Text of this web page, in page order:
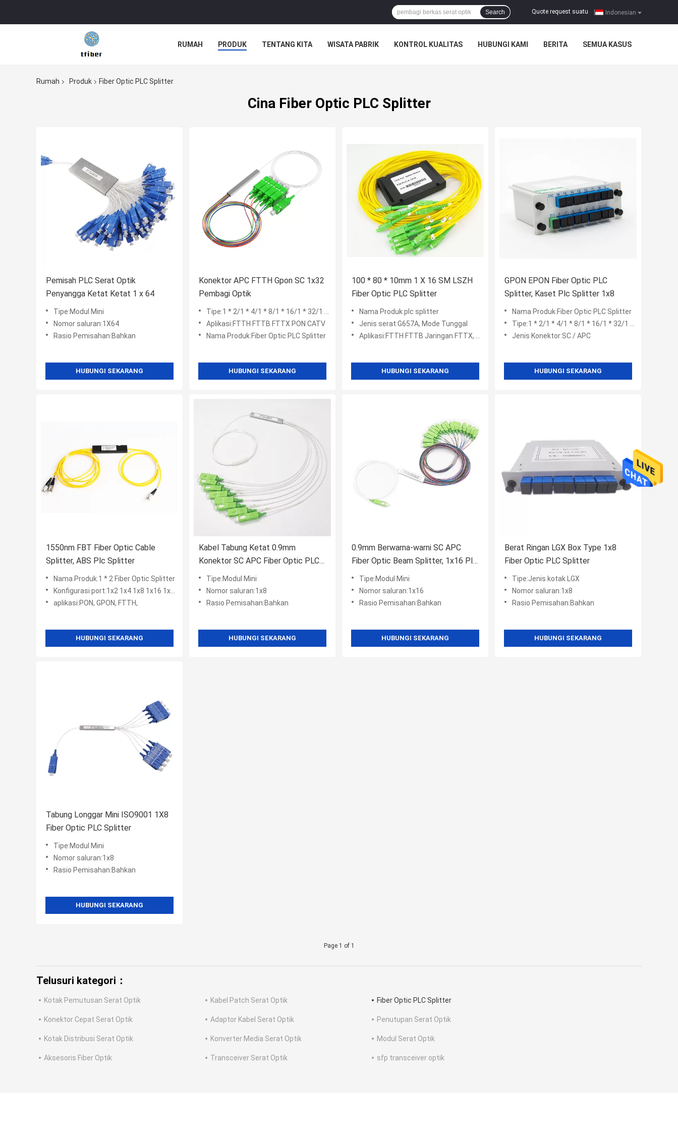
Indonesian
Quote request suatu
Search
RUMAH PRODUK TENTANG KITA WISATA PABRIK KONTROL KUALITAS HUBUNGI KAMI BERITA SEMUA KASUS
Rumah Produk Fiber Optic PLC Splitter
Cina Fiber Optic PLC Splitter
Pemisah PLC Serat Optik
Penyangga Ketat Ketat 1 x 64
Tipe:Modul Mini
Nomor saluran:1X64
Rasio Pemisahan:Bahkan
HUBUNGI SEKARANG
Konektor APC FTTH Gpon SC 1x32
Pembagi Optik
Tipe:1 * 2/1 * 4/1 * 8/1 * 16/1 * 32/1 * 64
Aplikasi:FTTH FTTB FTTX PON CATV
Nama Produk:Fiber Optic PLC Splitter
HUBUNGI SEKARANG
100 * 80 * 10mm 1 X 16 SM LSZH
Fiber Optic PLC Splitter
Nama Produk:plc splitter
Jenis serat:G657A, Mode Tunggal
Aplikasi:FTTH FTTB Jaringan FTTX, Splitter, LAN, Fiber to home, PON & Optical CATV
HUBUNGI SEKARANG
GPON EPON Fiber Optic PLC
Splitter, Kaset Plc Splitter 1x8
Nama Produk:Fiber Optic PLC Splitter
Tipe:1 * 2/1 * 4/1 * 8/1 * 16/1 * 32/1 * 64
Jenis Konektor:SC / APC
HUBUNGI SEKARANG
1550nm FBT Fiber Optic Cable
Splitter, ABS Plc Splitter
Nama Produk:1 * 2 Fiber Optic Splitter
Konfigurasi port:1x2 1x4 1x8 1x16 1x32
aplikasi:PON, GPON, FTTH,
HUBUNGI SEKARANG
Kabel Tabung Ketat 0.9mm
Konektor SC APC Fiber Optic PLC
Splitter
Tipe:Modul Mini
Nomor saluran:1x8
Rasio Pemisahan:Bahkan
HUBUNGI SEKARANG
0.9mm Berwarna-warni SC APC
Fiber Optic Beam Splitter, 1x16 Plc
Splitter
Tipe:Modul Mini
Nomor saluran:1x16
Rasio Pemisahan:Bahkan
HUBUNGI SEKARANG
Berat Ringan LGX Box Type 1x8
Fiber Optic PLC Splitter
Tipe:Jenis kotak LGX
Nomor saluran:1x8
Rasio Pemisahan:Bahkan
HUBUNGI SEKARANG
Tabung Longgar Mini ISO9001 1X8
Fiber Optic PLC Splitter
Tipe:Modul Mini
Nomor saluran:1x8
Rasio Pemisahan:Bahkan
HUBUNGI SEKARANG
Page 1 of 1
Telusuri kategori：
Kotak Pemutusan Serat Optik Kabel Patch Serat Optik Fiber Optic PLC Splitter
Konektor Cepat Serat Optik Adaptor Kabel Serat Optik Penutupan Serat Optik
Kotak Distribusi Serat Optik Konverter Media Serat Optik Modul Serat Optik
Aksesoris Fiber Optik Transceiver Serat Optik sfp transceiver optik